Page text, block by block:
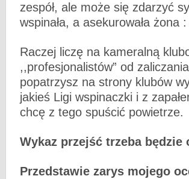
zespół, ale może się zdarzyć
wspinała, a asekurowała
Raczej liczę na kameralną
,,profesjonalistów” od
popatrzysz na strony klubów
jakieś Ligi wspinaczki i z
chcę z tego spuścić powietrze.
Wykaz przejść trzeba
Przedstawie zarys mojego